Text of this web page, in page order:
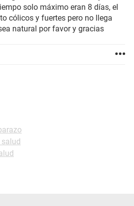
solo máximo eran 8 días, el
cólicos y fuertes pero no llega
natural por favor y gracias
salud